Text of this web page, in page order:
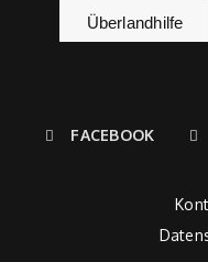
Überlandhilfe
FACEBOOK